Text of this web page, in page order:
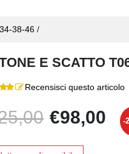
38-46 /
E SCATTO
Recensisci questo articolo
€98,00 -